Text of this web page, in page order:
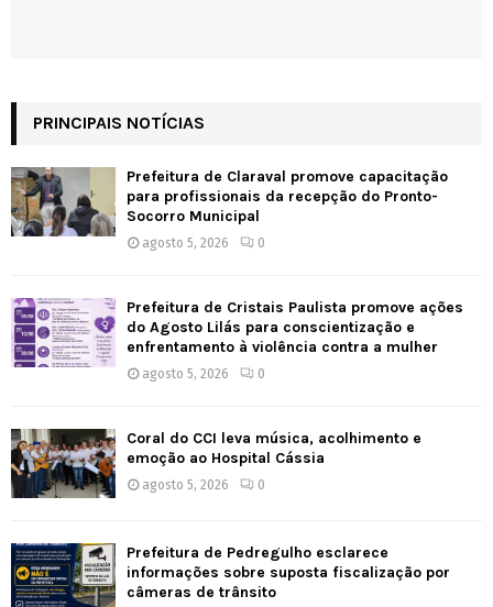
PRINCIPAIS NOTÍCIAS
Prefeitura de Claraval promove capacitação
para profissionais da recepção do Pronto-
Socorro Municipal
agosto 5, 2026 0
Prefeitura de Cristais Paulista promove ações
do Agosto Lilás para conscientização e
enfrentamento à violência contra a mulher
agosto 5, 2026 0
Coral do CCI leva música, acolhimento e
emoção ao Hospital Cássia
agosto 5, 2026 0
Prefeitura de Pedregulho esclarece
informações sobre suposta fiscalização por
câmeras de trânsito